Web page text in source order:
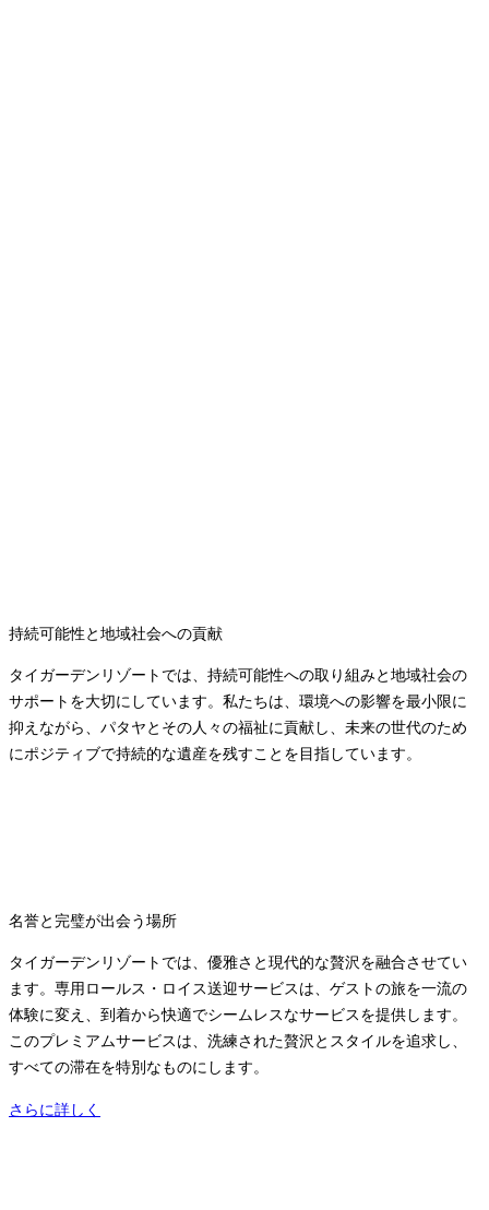
持続可能性と地域社会への貢献
タイガーデンリゾートでは、持続可能性への取り組みと地域社会の
サポートを大切にしています。私たちは、環境への影響を最小限に
抑えながら、パタヤとその人々の福祉に貢献し、未来の世代のため
にポジティブで持続的な遺産を残すことを目指しています。
名誉と完璧が出会う場所
タイガーデンリゾートでは、優雅さと現代的な贅沢を融合させてい
ます。専用ロールス・ロイス送迎サービスは、ゲストの旅を一流の
体験に変え、到着から快適でシームレスなサービスを提供します。
このプレミアムサービスは、洗練された贅沢とスタイルを追求し、
すべての滞在を特別なものにします。
さらに詳しく